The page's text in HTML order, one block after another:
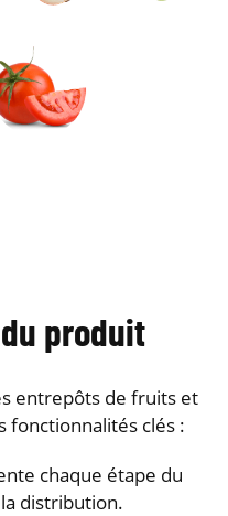
produit
entrepôts de fruits et
fonctionnalités clés :
chaque étape du
distribution.